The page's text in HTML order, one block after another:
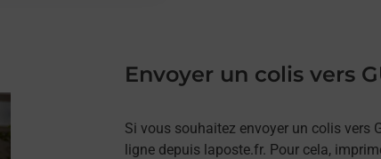
Envoyer un colis vers
Si vous souhaitez envoyer un colis vers
ligne depuis laposte.fr. Pour cela,